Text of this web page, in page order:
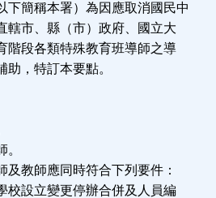
下簡稱本署）為因應取消國民中
市、縣（市）政府、國立大
段各類特殊教育班導師之導
，特訂本要點。
及教師應同時符合下列要件：
設立變更停辦合併及人員編